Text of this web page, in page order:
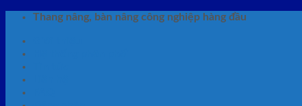
Skip
content
Thang nâng, bàn nâng công nghiệp hàng đầu